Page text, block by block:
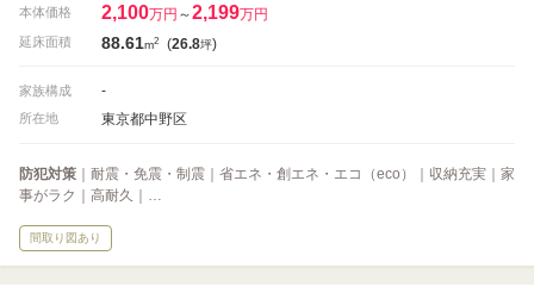
本体価格 2,100万円 ～2,199万円
延床面積 88.61m2 (26.8坪)
家族構成 -
所在地 東京都中野区
防犯対策 ｜耐震・免震・制震｜省エネ・創エネ・エコ（eco）｜収納充実｜家
事がラク｜高耐久｜…
間取り図あり